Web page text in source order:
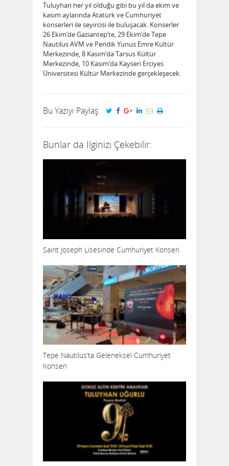
Tuluyhan her yıl olduğu gibi bu yıl da ekim ve
kasım aylarında Atatürk ve Cumhuriyet
konserleri ile seyircisi ile buluşacak. Konserler
26 Ekim’de Gaziantep’te, 29 Ekim’de Tepe
Nautilus AVM ve Pendik Yunus Emre Kültür
Merkezinde, 8 Kasım’da Tarsus Kültür
Merkezinde, 10 Kasım’da Kayseri Erciyes
Üniversitesi Kültür Merkezinde gerçekleşecek.
Bu Yazıyı Paylaş
Bunlar da İlginizi Çekebilir:
Saint Joseph Lisesinde Cumhuriyet Konseri
Tepe Nautilus’ta Geleneksel Cumhuriyet
Konseri